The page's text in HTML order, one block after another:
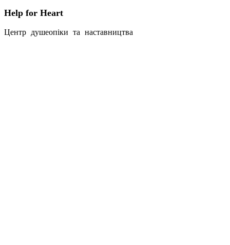
Help for Heart
Центр душеопіки та наставництва